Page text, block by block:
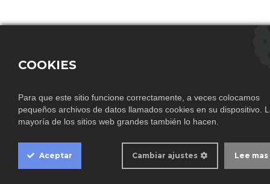
Aprovechesé de los MAGNÍFICOS DESCUENTOS
Cookie
Box
Settings
COOKIES
Para que este sitio funcione correctamente, a veces colocamos
pequeños archivos de datos llamados cookies en su dispositivo.
mayoría de los sitios web grandes también lo hacen.
Aceptar Lee mas
Cambiar ajustes